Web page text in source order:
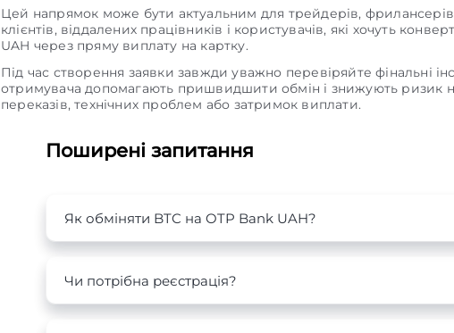
Цей напрямок може бути актуальним для трейдерів,
клієнтів, віддалених працівників і користувачів, які хочуть
UAH через пряму виплату на картку.
Під час створення заявки завжди уважно перевіряйте фінальні
отримувача допомагають пришвидшити обмін і знижують ризик
переказів, технічних проблем або затримок виплати.
Поширені запитання
Як обміняти BTC на OTP Bank UAH?
Чи потрібна реєстрація?